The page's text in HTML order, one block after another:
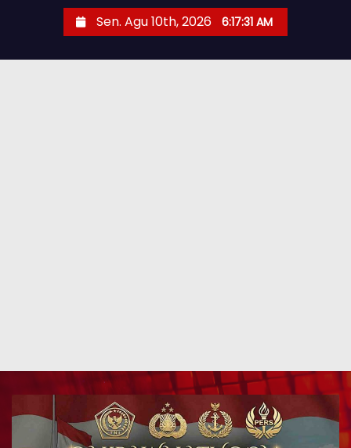
Sen. Agu 10th, 2026 6:17:33 AM